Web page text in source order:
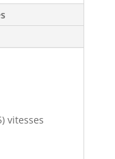
vitesses